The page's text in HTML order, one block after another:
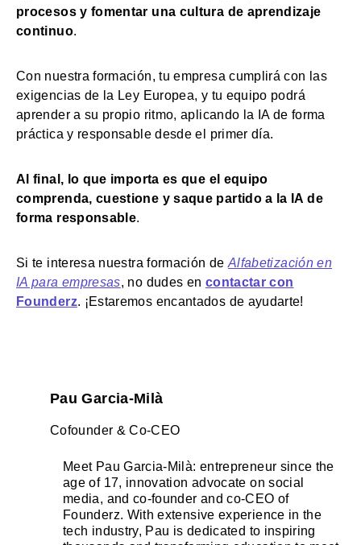
procesos y fomentar una cultura de aprendizaje
continuo.
Con nuestra formación, tu empresa cumplirá con las
exigencias de la Ley Europea, y tu equipo podrá
aprender a su propio ritmo, aplicando la IA de forma
práctica y responsable desde el primer día.
Al final, lo que importa es que el equipo
comprenda, cuestione y saque partido a la IA de
forma responsable.
Si te interesa nuestra formación de Alfabetización en
IA para empresas, no dudes en contactar con
Founderz. ¡Estaremos encantados de ayudarte!
Pau Garcia-Milà
Cofounder & Co-CEO
Meet Pau Garcia-Milà: entrepreneur since the
age of 17, innovation advocate on social
media, and co-founder and co-CEO of
Founderz. With extensive experience in the
tech industry, Pau is dedicated to inspiring